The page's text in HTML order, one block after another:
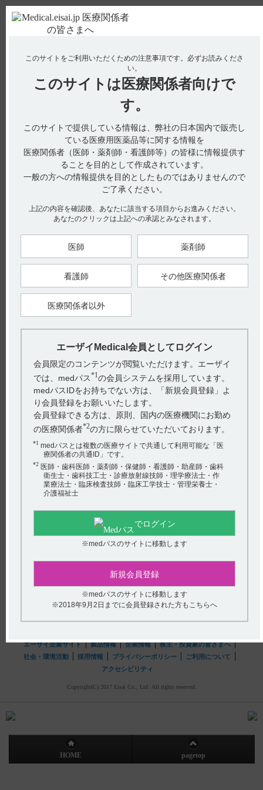
使用期限検索 Drug Information
No : 2315
【ハイコバール】 自動車運転への影響について
【ハイコバール】
自動車運転への影響について教えてください。
電子添文では、自動車運転への影響に関する注意喚起をしてお
りません。
1）ハイコバールカプセル500μg電子添文 2022年12月改訂（第1
版）
【更新年月】
戻る
関連するQ&A
【サイレース・注射】 効能又は効果について教えてくだ
さい。
【ハイコバール】 一包化に関する情報はありますか？
【ハイコバール】 着色剤は使用しているか?
【ハイコバール】 特定の背景を有する患者に関する注意
事項について教えてください。
【ハイコバール】 規制区分について教えてください。
アンケート:ご意見をお聞かせください
送信する
このサイトをご利用いただくための注意事項です。 必ずお読みくださ
い。
このサイトは 医療関係者向けで
す。
このサイトで提供している情報は、弊社の日本国内で販売し
ている医療用医薬品等に関する情報を
医療関係者（医師・薬剤師・看護師等）の皆様に情報提供す
ることを目的として作成されています。
一般の方への情報提供を目的としたものではありませんので
ご了承ください。
上記の内容を確認後、あなたに該当する項目からお進みください。
あなたのクリックは上記への承認とみなされます。
医師 薬剤師
看護師 その他医療関係者
医療関係者以外
エーザイMedical会員としてログイン
会員限定のコンテンツが閲覧いただけます。エーザイ
では、medパス*1の会員システムを採用しています。
medパスIDをお持ちでない方は、「新規会員登録」よ
り会員登録をお願いいたします。
会員登録できる方は、原則、国内の医療機関にお勤め
の医療関係者*2の方に限らせていただいております。
*1 medパスとは複数の医療サイトで共通して利用可能な「医
療関係者の共通ID」です。
*2 医師・歯科医師・薬剤師・保健師・看護師・助産師・歯科
衛生士・歯科技工士・診療放射線技師・理学療法士・作
業療法士・臨床検査技師・臨床工学技士・管理栄養士・
介護福祉士
でログイン
※medパスのサイトに移動します
新規会員登録
※medパスのサイトに移動します
※2018年9月2日までに会員登録された方もこちらへ
hhcホットライン
フリーダイヤル0120-419-497
インターネットでのお問い合わせ
エーザイ企業サイト 製品情報 企業情報
株主・投資家の皆さまへ
社会・環境活動
採用情報 プライバシーポリシー
ご利用について
アクセシビリティ
Copyright(C) 2017 Eisai Co., Ltd. All rights reserved.
HOME pagetop